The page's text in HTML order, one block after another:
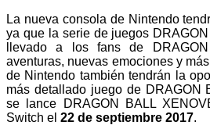
La nueva consola de Nintendo
ya que la serie de juegos
llevado a los fans de
aventuras, nuevas emociones y
de Nintendo también tendrán la
más detallado juego de DRAGON
se lance DRAGON BALL
Switch el 22 de septiembre 2017.